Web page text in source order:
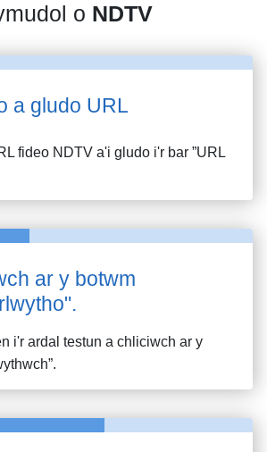
o NDTV
a gludo URL
fideo NDTV a'i gludo i'r bar ”URL
ar y botwm
i'r ardal testun a chliciwch ar y